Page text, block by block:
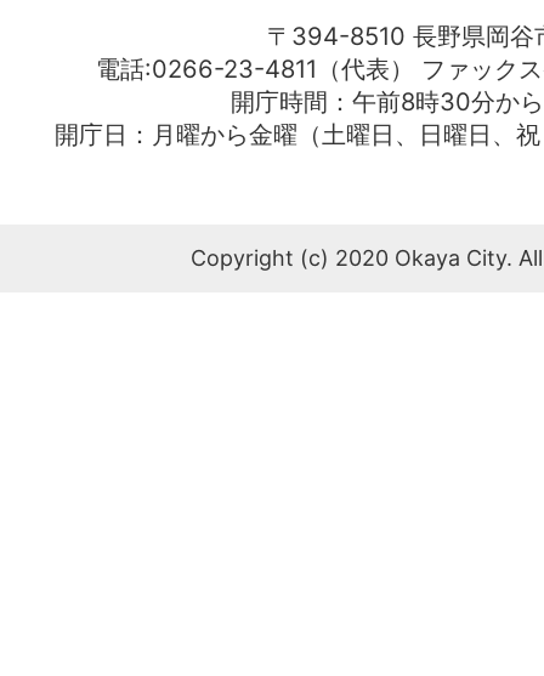
〒394-8510 長野県岡谷
電話:0266-23-4811（代表） ファッ
開庁時間：午前8時30分か
開庁日：月曜から金曜（土曜日、日曜日、
Copyright (c) 2020 Okaya City.